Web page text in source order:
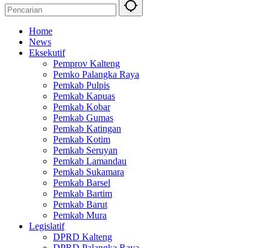
Home
News
Eksekutif
Pemprov Kalteng
Pemko Palangka Raya
Pemkab Pulpis
Pemkab Kapuas
Pemkab Kobar
Pemkab Gumas
Pemkab Katingan
Pemkab Kotim
Pemkab Seruyan
Pemkab Lamandau
Pemkab Sukamara
Pemkab Barsel
Pemkab Bartim
Pemkab Barut
Pemkab Mura
Legislatif
DPRD Kalteng